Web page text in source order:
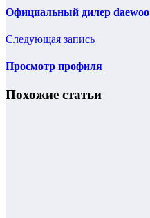
Официальный дилер daewoo
Следующая запись
Просмотр профиля
Похожие статьи